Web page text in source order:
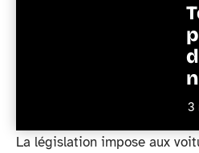
3
La législation impose aux